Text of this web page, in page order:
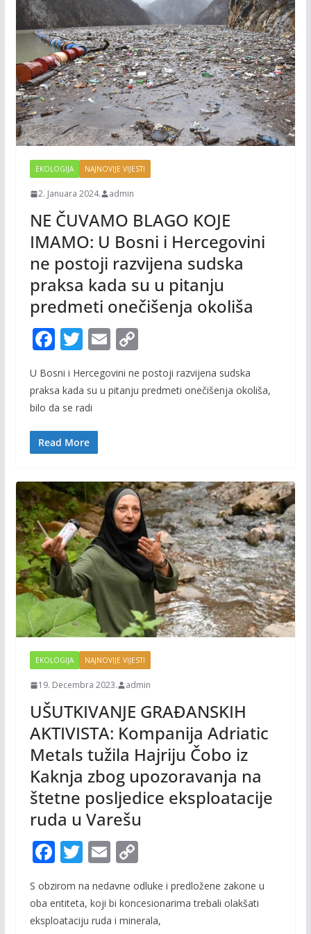
EKOLOGIJA NAJNOVIJE VIJESTI
2. Januara 2024. admin
NE ČUVAMO BLAGO KOJE
IMAMO: U Bosni i Hercegovini
ne postoji razvijena sudska
praksa kada su u pitanju
predmeti onečišenja okoliša
F
e
b
o
o
T
itt
er
E
ai
C
p
y
U Bosni i Hercegovini ne postoji razvijena sudska
praksa kada su u pitanju predmeti onečišenja okoliša,
bilo da se radi
Read More
EKOLOGIJA NAJNOVIJE VIJESTI
19. Decembra 2023. admin
UŠUTKIVANJE GRAĐANSKIH
AKTIVISTA: Kompanija Adriatic
Metals tužila Hajriju Čobo iz
Kaknja zbog upozoravanja na
štetne posljedice eksploatacije
ruda u Varešu
F
e
b
T
itt
er
E
ai
l
C
o
p
y
S obzirom na nedavne odluke i predložene zakone u
oba entiteta, koji bi koncesionarima trebali olakšati
eksploataciju ruda i minerala,